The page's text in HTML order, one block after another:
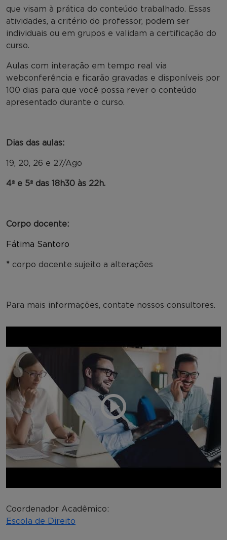
que visam à prática do conteúdo trabalhado. Essas
atividades, a critério do professor, podem ser
individuais ou em grupos e validam a certificação do
curso.
Aulas com interação em tempo real via
webconferência e ficarão gravadas e disponíveis por
100 dias para que você possa rever o conteúdo
apresentado durante o curso.
Dias das aulas:
19, 20, 26 e 27/Ago
4ª e 5ª das 18h30 às 22h.
Corpo docente:
Fátima Santoro
* corpo docente sujeito a alterações
Para mais informações, contate nossos consultores.
Coordenador Acadêmico:
Escola de Direito